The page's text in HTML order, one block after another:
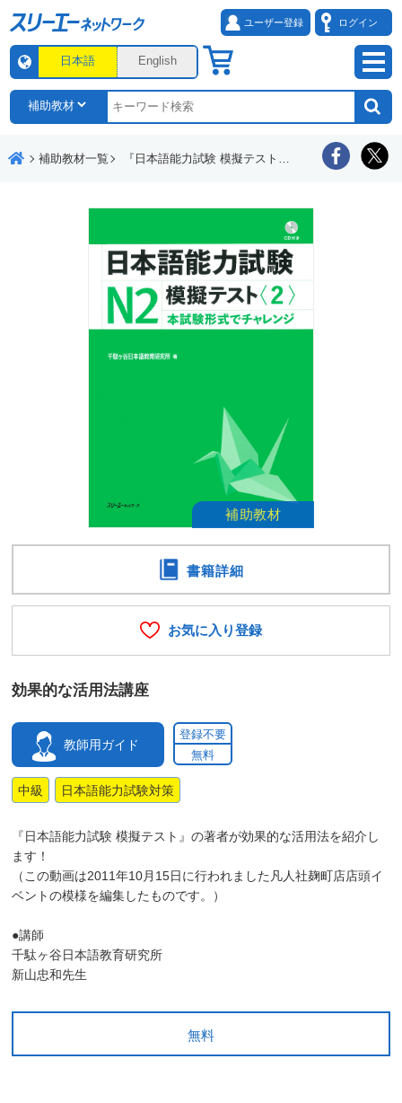
ユーザー登録 ログイン
日本語 English
補助教材一覧 『日本語能力試験 模擬テスト』動画「効果的な活用法講座」
効果的な活用法講座
教師用ガイド
登録不要
無料
中級 日本語能力試験対策
『日本語能力試験 模擬テスト』の著者が効果的な活用法を紹介し
ます！
（この動画は2011年10月15日に行われました凡人社麹町店店頭イ
ベントの模様を編集したものです。）
●講師
千駄ヶ谷日本語教育研究所
新山忠和先生
無料
書籍詳細
お気に入り登録